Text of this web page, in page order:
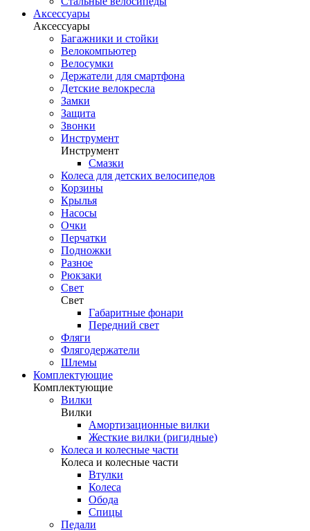
Аксессуары
Аксессуары
Багажники и стойки
Велокомпьютер
Велосумки
Держатели для смартфона
Детские велокресла
Замки
Защита
Звонки
Инструмент
Инструмент
Смазки
Колеса для детских велосипедов
Корзины
Крылья
Насосы
Очки
Перчатки
Подножки
Разное
Рюкзаки
Свет
Свет
Габаритные фонари
Передний свет
Фляги
Флягодержатели
Шлемы
Комплектующие
Комплектующие
Вилки
Вилки
Амортизационные вилки
Жесткие вилки (ригидные)
Колеса и колесные части
Колеса и колесные части
Втулки
Колеса
Обода
Спицы
Педали